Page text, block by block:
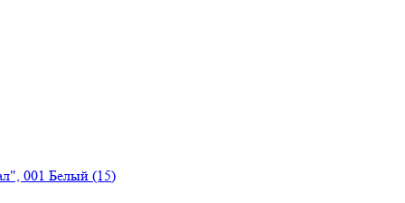
001 Белый (15)